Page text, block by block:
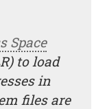
Space
to load
in
files are